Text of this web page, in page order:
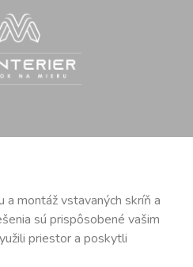
a montáž vstavaných skríň a
sú prispôsobené vašim
priestor a poskytli